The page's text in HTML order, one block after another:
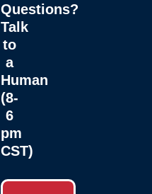
Questions?
Talk
to
a
Human
(8-
6
pm
CST)